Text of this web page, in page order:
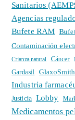
Sanitarios
Agencias
Bufete RAM
Contaminación
Crianza natural Cáncer
Gardasil
Industria
Justicia
Lobby
Medicamentos